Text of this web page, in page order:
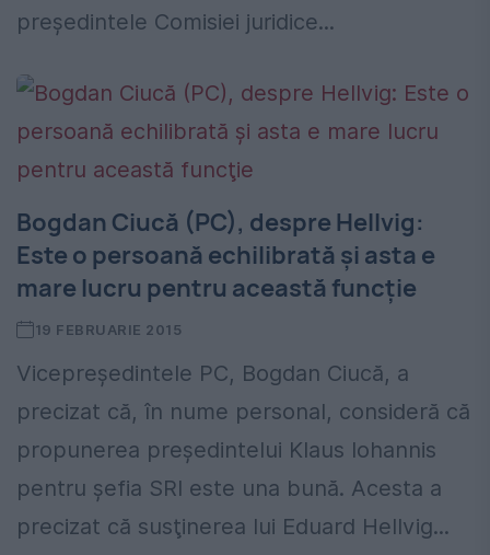
preşedintele Comisiei juridice...
Bogdan Ciucă (PC), despre Hellvig:
Este o persoană echilibrată şi asta e
mare lucru pentru această funcţie
19 FEBRUARIE 2015
Vicepreşedintele PC, Bogdan Ciucă, a
precizat că, în nume personal, consideră că
propunerea preşedintelui Klaus Iohannis
pentru şefia SRI este una bună. Acesta a
precizat că susţinerea lui Eduard Hellvig...